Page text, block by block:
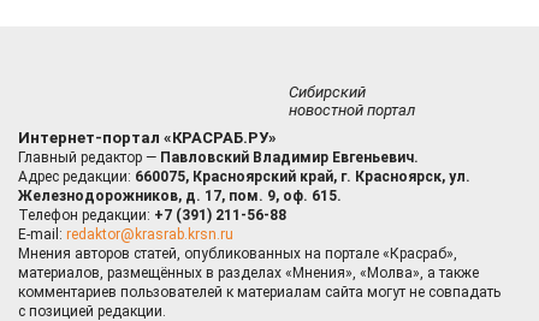
Сибирский
новостной портал
Интернет-портал «КРАСРАБ.РУ»
Главный редактор — Павловский Владимир Евгеньевич.
Адрес редакции: 660075, Красноярский край, г. Красноярск, ул.
Железнодорожников, д. 17, пом. 9, оф. 615.
Телефон редакции: +7 (391) 211-56-88
E-mail: redaktor@krasrab.krsn.ru
Мнения авторов статей, опубликованных на портале «Красраб»,
материалов, размещённых в разделах «Мнения», «Молва», а также
комментариев пользователей к материалам сайта могут не совпадать
с позицией редакции.